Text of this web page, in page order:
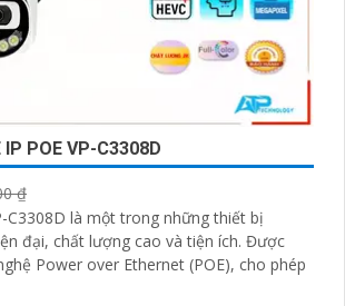
IP POE VP-C3308D
₫
C3308D là một trong những thiết bị
đại, chất lượng cao và tiện ích. Được
Power over Ethernet (POE), cho phép